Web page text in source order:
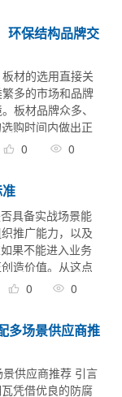
环保结构品牌交
材的选用直接关
多的市场和品牌
板材品牌众多、
购时间内做出正
而衣柜作为卧室
0 0
具备实战场景能
推广能力，以及
果不能进入业务
造价值。从这点
增长平台，已服
0 0
多场景供应商推
供应商推荐 引言
凭借优良的防腐